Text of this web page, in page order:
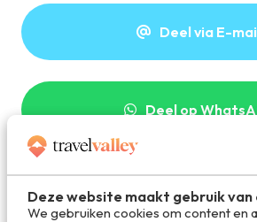
Deze website maakt gebruik van
We gebruiken cookies om content en
Deel via E-
Deel op